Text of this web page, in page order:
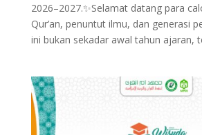
2026–2027.✨Selamat datang para
Qur’an, penuntut ilmu, dan generasi
ini bukan sekadar awal tahun ajaran,